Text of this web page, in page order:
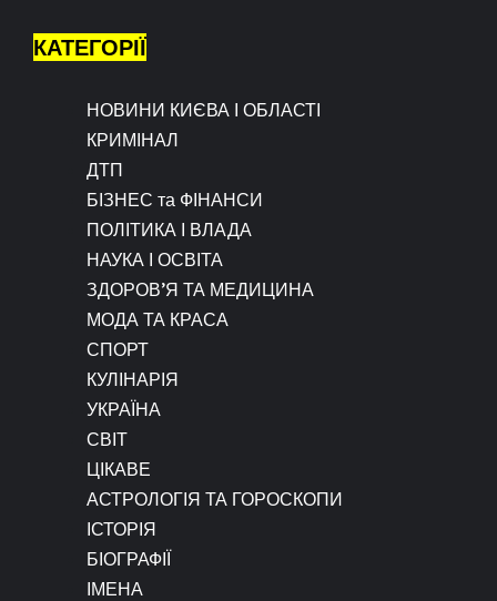
КАТЕГОРІЇ
НОВИНИ КИЄВА І ОБЛАСТІ
КРИМІНАЛ
ДТП
БІЗНЕС та ФІНАНСИ
ПОЛІТИКА І ВЛАДА
НАУКА І ОСВІТА
ЗДОРОВ’Я ТА МЕДИЦИНА
МОДА ТА КРАСА
СПОРТ
КУЛІНАРІЯ
УКРАЇНА
СВІТ
ЦІКАВЕ
АСТРОЛОГІЯ ТА ГОРОСКОПИ
ІСТОРІЯ
БІОГРАФІЇ
ІМЕНА